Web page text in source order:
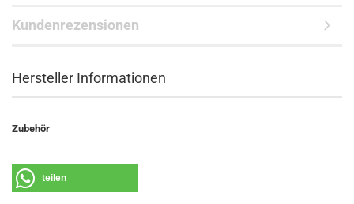
Kundenrezensionen
Hersteller Informationen
Zubehör
teilen